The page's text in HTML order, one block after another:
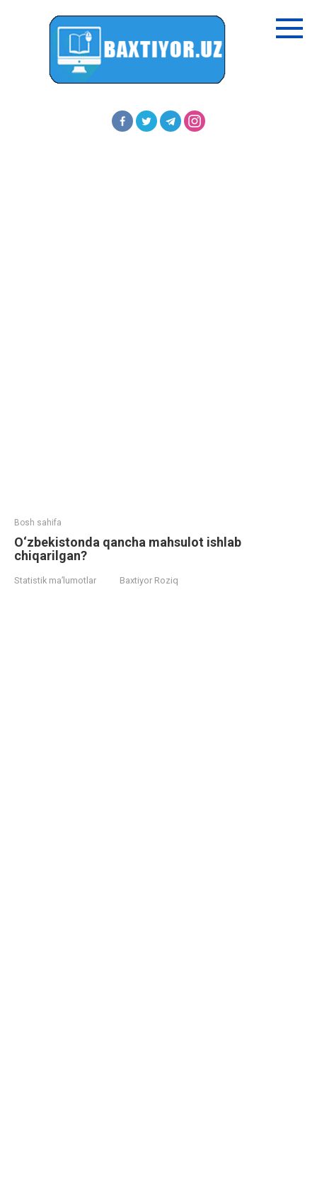
Bosh sahifa
O‘zbekistonda qancha mahsulot ishlab
chiqarilgan?
Statistik ma’lumotlar Baxtiyor Roziq